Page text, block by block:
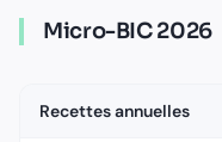
Micro-BIC 2026
Recettes annuelles